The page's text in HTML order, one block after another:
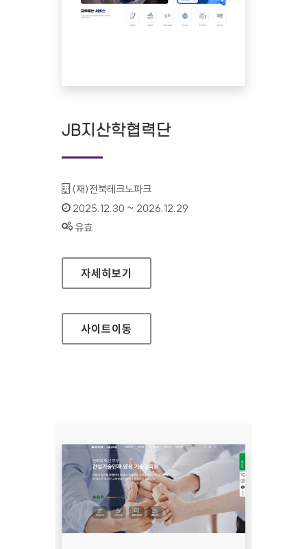
JB지산학협력단
기관명 :
(재)전북테크노파크
인증기간 :
2025.12.30 ~ 2026.12.29
상태 :
유효
JB지산학협력단
자세히보기
사이트이동